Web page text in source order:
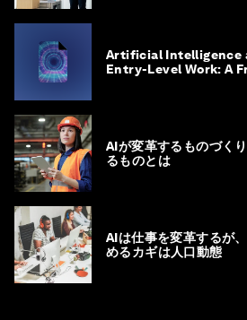
Artificial Intelligence
Entry-Level Work: A
AIが変革するものづく
るものとは
AIは仕事を変革するが
めるカギは人口動態